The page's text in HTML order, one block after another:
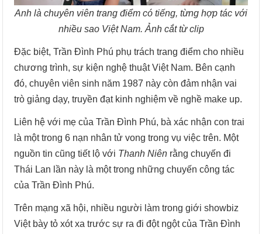
Anh là chuyên viên trang điểm có tiếng, từng hợp tác với
nhiều sao Việt Nam. Ảnh cắt từ clip
Đặc biệt, Trần Đình Phú phụ trách trang điểm cho nhiều
chương trình, sự kiện nghệ thuật Việt Nam. Bên cạnh
đó, chuyên viên sinh năm 1987 này còn đảm nhận vai
trò giảng dạy, truyền đạt kinh nghiệm về nghề make up.
Liên hệ với mẹ của Trần Đình Phú, bà xác nhận con trai
là một trong 6 nạn nhân tử vong trong vụ việc trên. Một
nguồn tin cũng tiết lộ với Thanh Niên rằng chuyến đi
Thái Lan lần này là một trong những chuyến công tác
của Trần Đình Phú.
Trên mạng xã hội, nhiều người làm trong giới showbiz
Việt bày tỏ xót xa trước sự ra đi đột ngột của Trần Đình